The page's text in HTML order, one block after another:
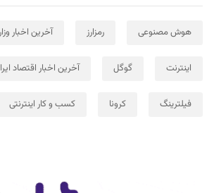
هوش مصنوعی رمزارز آخرین اخبار
اینترنت گوگل آخرین اخبار اقتصاد
فیلترینگ کرونا کسب و کار اینترنتی